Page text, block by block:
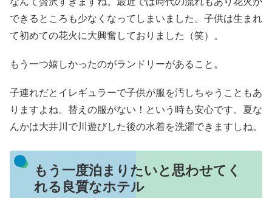
できるところも少なくなってしまいました。子供は生まれ
て初めての花火に大興奮しておりました（笑）。
もう一つ嬉しかったのがランドリーがあること。
子連れだとイレギュラーで子供が服を汚しちゃうこともあ
りますよね。替えの服がない！という時も安心です。夏な
んかは大井川で川遊びした後の水着を洗濯できますしね。
もう一度泊まりたいと思わせてく
れる良質なホテル